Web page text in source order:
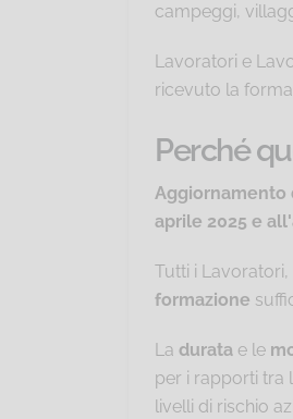
campeggi,
Lavoratori e
ricevuto la
Perché
Aggiornamento
aprile 2025 e
Tutti i
formazione
La durata e le
per i rapporti tra
livelli di rischio